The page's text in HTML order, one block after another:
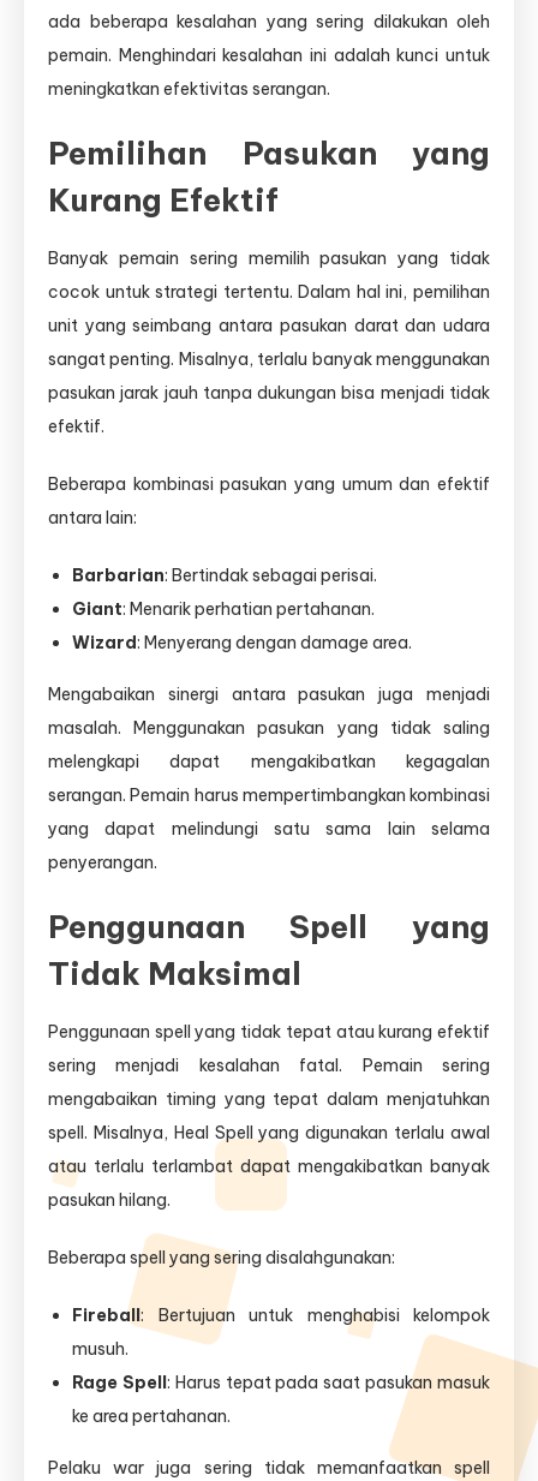
ada beberapa kesalahan yang sering dilakukan oleh
pemain. Menghindari kesalahan ini adalah kunci untuk
meningkatkan efektivitas serangan.
Pemilihan Pasukan yang
Kurang Efektif
Banyak pemain sering memilih pasukan yang tidak
cocok untuk strategi tertentu. Dalam hal ini, pemilihan
unit yang seimbang antara pasukan darat dan udara
sangat penting. Misalnya, terlalu banyak menggunakan
pasukan jarak jauh tanpa dukungan bisa menjadi tidak
efektif.
Beberapa kombinasi pasukan yang umum dan efektif
antara lain:
Barbarian: Bertindak sebagai perisai.
Giant: Menarik perhatian pertahanan.
Wizard: Menyerang dengan damage area.
Mengabaikan sinergi antara pasukan juga menjadi
masalah. Menggunakan pasukan yang tidak saling
melengkapi dapat mengakibatkan kegagalan
serangan. Pemain harus mempertimbangkan kombinasi
yang dapat melindungi satu sama lain selama
penyerangan.
Penggunaan Spell yang
Tidak Maksimal
Penggunaan spell yang tidak tepat atau kurang efektif
sering menjadi kesalahan fatal. Pemain sering
mengabaikan timing yang tepat dalam menjatuhkan
spell. Misalnya, Heal Spell yang digunakan terlalu awal
atau terlalu terlambat dapat mengakibatkan banyak
pasukan hilang.
Beberapa spell yang sering disalahgunakan:
Fireball: Bertujuan untuk menghabisi kelompok
musuh.
Rage Spell: Harus tepat pada saat pasukan masuk
ke area pertahanan.
Pelaku war juga sering tidak memanfaatkan spell